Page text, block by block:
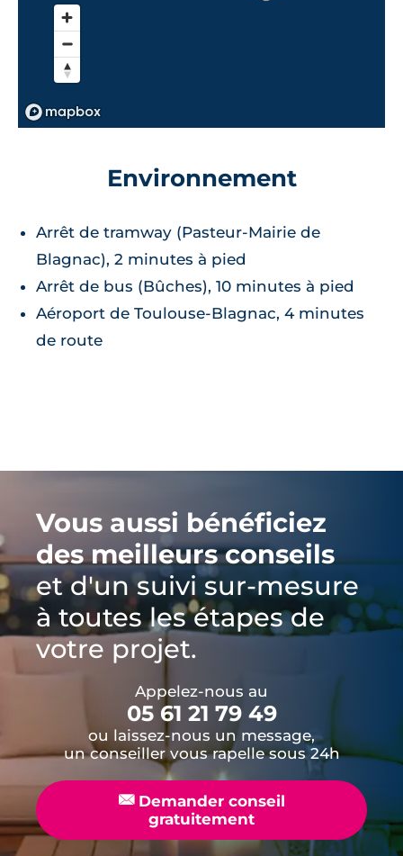
Environnement
Arrêt de tramway (Pasteur-Mairie de
Blagnac), 2 minutes à pied
Arrêt de bus (Bûches), 10 minutes à pied
Aéroport de Toulouse-Blagnac, 4 minutes
de route
Vous aussi bénéficiez
des meilleurs conseils
et d'un suivi sur-mesure
à toutes les étapes de
votre projet.
Appelez-nous au
05 61 21 79 49
ou laissez-nous un message,
un conseiller vous rapelle sous 24h
📧Demander conseil
gratuitement